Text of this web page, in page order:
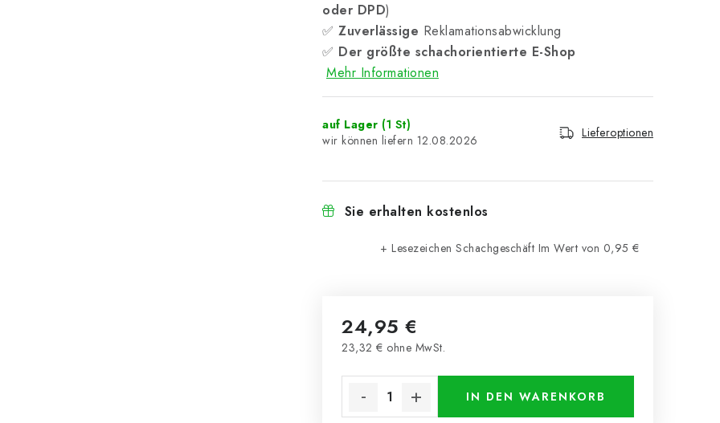
oder DPD)
✅ Zuverlässige Reklamationsabwicklung
✅ Der größte schachorientierte E-Shop
Mehr Informationen
auf Lager (1 St)
12.08.2026
Lieferoptionen
Sie erhalten kostenlos
+ Lesezeichen Schachgeschäft Im Wert von 0,95 €
24,95 €
23,32 € ohne MwSt.
IN DEN WARENKORB